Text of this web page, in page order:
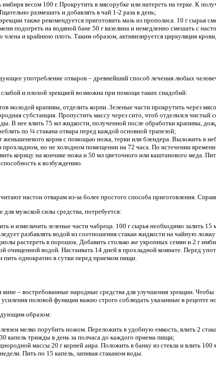
имбиря весом 100 г. Прокрутить в мясорубке или натереть на терке. К
размешать и добавлять в чай 1-2 раза в день;
также рекомендуется приготовить мазь из прополиса. 10 г сырья
подогреть на водяной бане 50 г вазелина и немедленно смешать с
члена и крайнюю плоть. Таким образом, активизируется циркуляция
употребление отваров – древнейший способ лечения любых
и плохой эрекцией возможна при помощи таких снадобий:
молодой крапивы, отделить корни. Зеленые части прокрутить через
субстанция. Пропустить массу через сито, чтоб отделился
В нее влить 75 мл жидкости, полученной после обработки крапивы,
по ¼ стакана отвара перед каждой основной трапезой;
женьшеневого корня с помощью ножа, терки или блендера. Выложить в
прохладном, но не холодном помещении на 72 часа. По истечении
корицу на кончике ножа и 50 мл цветочного или каштанового меда.
способность к возбуждению.
настои отварам из-за более простого способа приготовления.
для мужской силы средства, потребуется:
и измельчить зеленые части чабреца. 100 г сырья необходимо залить
разбавлять водой из соотношения стакан жидкости на чайную
растереть в порошок. Добавить столько же укропных семян и 2 г
очищенной водой. Настаивать 14 дней в прохладной комнате. Перед
пить однократно в сутки перед приемом пищи.
– востребованные народные средства для улучшения эрекции. Чтобы
половой функции важно строго соблюдать указанные в рецепте
образом:
мелко порубить ножом. Переложить в удобную емкость, влить 2
капель трижды в день за полчаса до каждого приема пищи;
массы 20 г корней аира. Положить в банку из стекла и влить
Пить по 15 капель, запивая стаканом воды.